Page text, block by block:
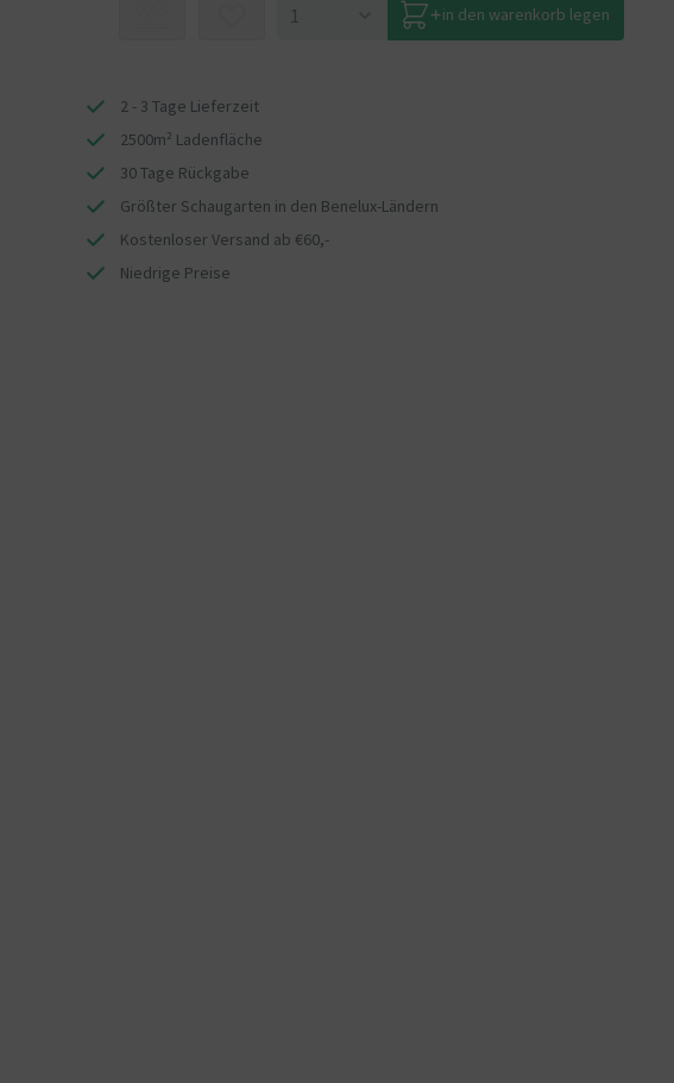
in den warenkorb legen
2 - 3 Tage Lieferzeit
2500m² Ladenfläche
30 Tage Rückgabe
Größter Schaugarten in den Benelux-Ländern
Kostenloser Versand ab €60,-
Niedrige Preise